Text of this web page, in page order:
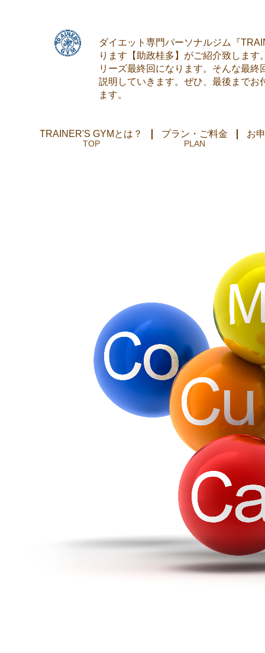
ダイエット専門パーソナルジム『
ります【助政桂多】がご紹介致しま
リーズ最終回になります。そんな最
説明していきます。ぜひ、最後まで
ます。
TRAINER'S GYMとは？ プラン・ご料金 お